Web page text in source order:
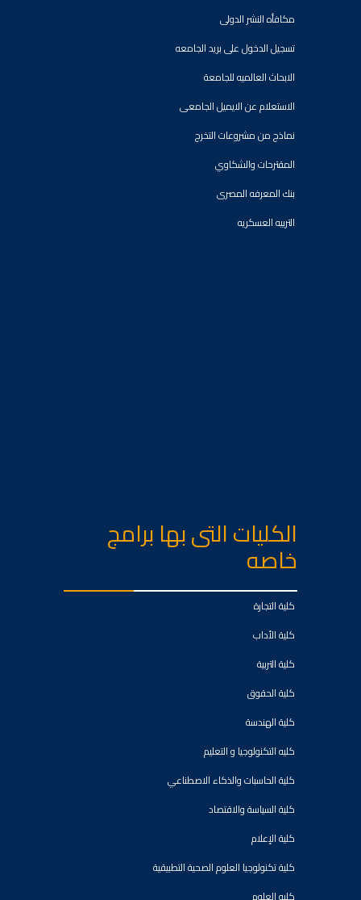
مكافأه النشر الدولى
تسجيل الدخول على بريد الجامعه
الابحاث العالميه للجامعة
الاستعلام عن الايميل الجامعى
نماذج من مشروعات التخرج
المقترحات والشكاوي
بنك المعرفه المصرى
التربيه العسكريه
الكليات التى بها برامج
خاصه
كلية التجارة
كلية الأداب
كلية التربية
كلية الحقوق
كلية الهندسة
كليه التكنولوجيا و التعليم
كلية الحاسبات والذكاء الاصطناعي
كلية السياسة والاقتصاد
كلية الإعلام
كلية تكنولوجيا العلوم الصحية التطبيقية